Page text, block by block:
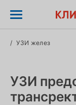
/ УЗИ желез
УЗИ